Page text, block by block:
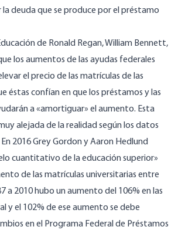
deuda que se produce por el préstamo
de Ronald Regan, William Bennett,
los aumentos de las ayudas federales
el precio de las matrículas de las
éstas confían en que los préstamos y las
a «amortiguar» el aumento. Esta
alejada de la realidad según los datos
2016 Grey Gordon y Aaron Hedlund
cuantitativo de la educación superior»
de las matrículas universitarias entre
a 2010 hubo un aumento del 106% en las
y el 102% de ese aumento se debe
en el Programa Federal de Préstamos